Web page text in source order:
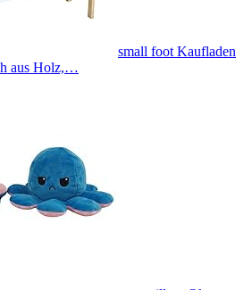
small foot Kaufladen
aus Holz,…